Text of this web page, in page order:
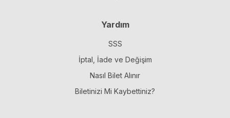
Yardım
SSS
İptal, İade ve Değişim
Nasıl Bilet Alınır
Biletinizi Mi Kaybettiniz?